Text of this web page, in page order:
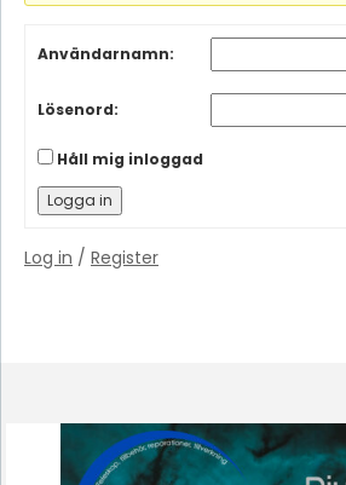
Användarnamn:
Lösenord:
Håll mig inloggad
Logga in
Log in / Register